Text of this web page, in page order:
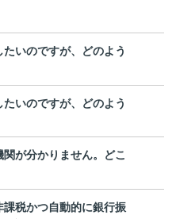
いのですが、どのよう
いのですが、どのよう
が分かりません。どこ
税かつ自動的に銀行振